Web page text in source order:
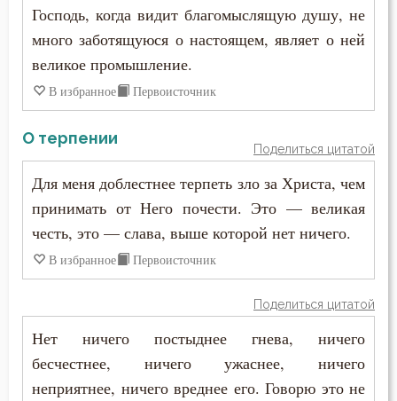
Любомудрие
Месть
Милостыня
Молитва
Молчание
Монастырь
Мудрость
Господь, когда видит благомыслящую душу, не
много заботящуюся о настоящем, являет о ней
великое промышление.
В избранное Первоисточник
О терпении
Поделиться цитатой
Для меня доблестнее терпеть зло за Христа, чем
принимать от Него почести. Это — великая
честь, это — слава, выше которой нет ничего.
В избранное Первоисточник
Поделиться цитатой
Нет ничего постыднее гнева, ничего
бесчестнее, ничего ужаснее, ничего
неприятнее, ничего вреднее его. Говорю это не